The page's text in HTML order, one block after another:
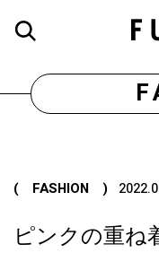
( FASHION )
ピンクの重ね